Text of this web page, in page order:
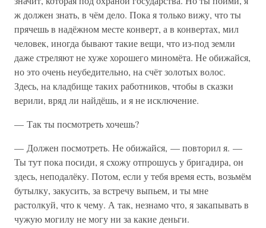
ж должен знать, в чём дело. Пока я только вижу, что ты
прячешь в надёжном месте конверт, а в конвертах, мил
человек, иногда бывают такие вещи, что из-под земли
даже стреляют не хуже хорошего миномёта. Не обижайся,
но это очень неубедительно, на счёт золотых волос.
Здесь, на кладбище таких работников, чтобы в сказки
верили, вряд ли найдёшь, и я не исключение.
— Так ты посмотреть хочешь?
— Должен посмотреть. Не обижайся, — повторил я. —
Ты тут пока посиди, я схожу отпрошусь у бригадира, он
здесь, неподалёку. Потом, если у тебя время есть, возьмём
бутылку, закусить, за встречу выпьем, и ты мне
растолкуй, что к чему. А так, незнамо что, я закапывать в
чужую могилу не могу ни за какие деньги.